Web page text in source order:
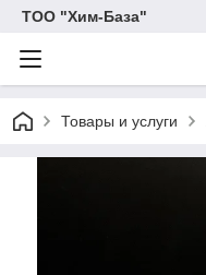
ТОО "Хим-База"
Товары и услуги